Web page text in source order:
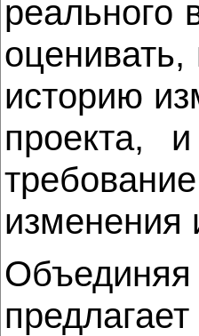
реального
историю
проекта,
изменения